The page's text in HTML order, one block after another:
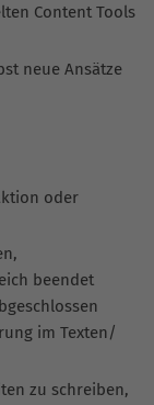
Content Tools
neue Ansätze
oder
beendet
im Texten/
zu schreiben,